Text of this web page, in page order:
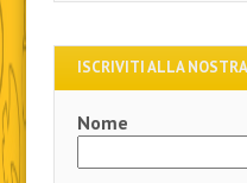
ISCRIVITI ALLA
Nome